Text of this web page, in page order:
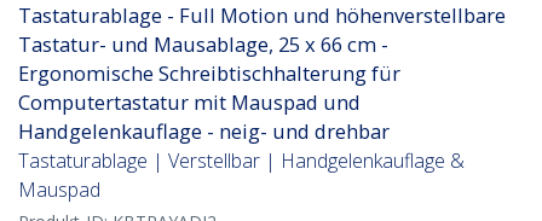
Tastaturablage - Full Motion und höhenverstellbare
Tastatur- und Mausablage, 25 x 66 cm -
Ergonomische Schreibtischhalterung für
Computertastatur mit Mauspad und
Handgelenkauflage - neig- und drehbar
Tastaturablage | Verstellbar | Handgelenkauflage &
Mauspad